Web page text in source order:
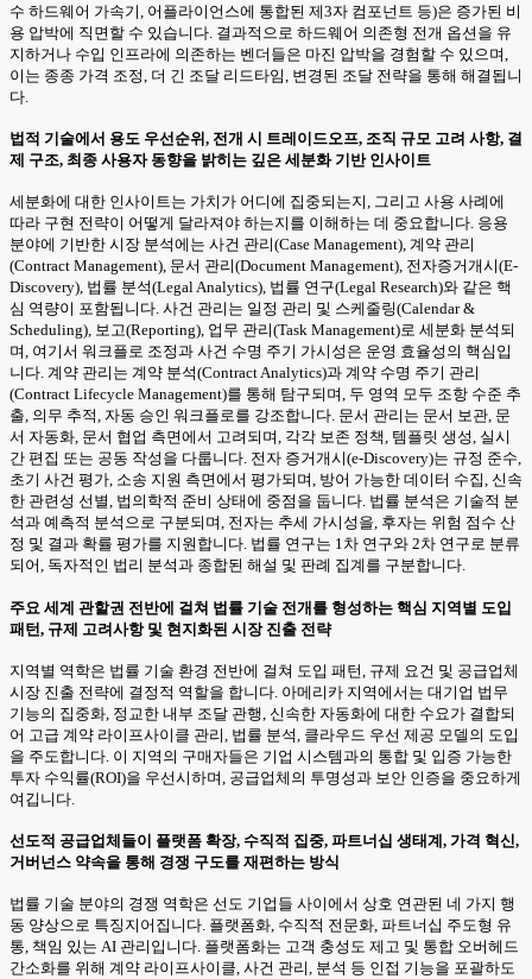
수 하드웨어 가속기, 어플라이언스에 통합된 제3자 컴포넌트 등)은 증가된 비
용 압박에 직면할 수 있습니다. 결과적으로 하드웨어 의존형 전개 옵션을 유
지하거나 수입 인프라에 의존하는 벤더들은 마진 압박을 경험할 수 있으며,
이는 종종 가격 조정, 더 긴 조달 리드타임, 변경된 조달 전략을 통해 해결됩니
다.
법적 기술에서 용도 우선순위, 전개 시 트레이드오프, 조직 규모 고려 사항, 결
제 구조, 최종 사용자 동향을 밝히는 깊은 세분화 기반 인사이트
세분화에 대한 인사이트는 가치가 어디에 집중되는지, 그리고 사용 사례에
따라 구현 전략이 어떻게 달라져야 하는지를 이해하는 데 중요합니다. 응용
분야에 기반한 시장 분석에는 사건 관리(Case Management), 계약 관리
(Contract Management), 문서 관리(Document Management), 전자증거개시(E-
Discovery), 법률 분석(Legal Analytics), 법률 연구(Legal Research)와 같은 핵
심 역량이 포함됩니다. 사건 관리는 일정 관리 및 스케줄링(Calendar &
Scheduling), 보고(Reporting), 업무 관리(Task Management)로 세분화 분석되
며, 여기서 워크플로 조정과 사건 수명 주기 가시성은 운영 효율성의 핵심입
니다. 계약 관리는 계약 분석(Contract Analytics)과 계약 수명 주기 관리
(Contract Lifecycle Management)를 통해 탐구되며, 두 영역 모두 조항 수준 추
출, 의무 추적, 자동 승인 워크플로를 강조합니다. 문서 관리는 문서 보관, 문
서 자동화, 문서 협업 측면에서 고려되며, 각각 보존 정책, 템플릿 생성, 실시
간 편집 또는 공동 작성을 다룹니다. 전자 증거개시(e-Discovery)는 규정 준수,
초기 사건 평가, 소송 지원 측면에서 평가되며, 방어 가능한 데이터 수집, 신속
한 관련성 선별, 법의학적 준비 상태에 중점을 둡니다. 법률 분석은 기술적 분
석과 예측적 분석으로 구분되며, 전자는 추세 가시성을, 후자는 위험 점수 산
정 및 결과 확률 평가를 지원합니다. 법률 연구는 1차 연구와 2차 연구로 분류
되어, 독자적인 법리 분석과 종합된 해설 및 판례 집계를 구분합니다.
주요 세계 관할권 전반에 걸쳐 법률 기술 전개를 형성하는 핵심 지역별 도입
패턴, 규제 고려사항 및 현지화된 시장 진출 전략
지역별 역학은 법률 기술 환경 전반에 걸쳐 도입 패턴, 규제 요건 및 공급업체
시장 진출 전략에 결정적 역할을 합니다. 아메리카 지역에서는 대기업 법무
기능의 집중화, 정교한 내부 조달 관행, 신속한 자동화에 대한 수요가 결합되
어 고급 계약 라이프사이클 관리, 법률 분석, 클라우드 우선 제공 모델의 도입
을 주도합니다. 이 지역의 구매자들은 기업 시스템과의 통합 및 입증 가능한
투자 수익률(ROI)을 우선시하며, 공급업체의 투명성과 보안 인증을 중요하게
여깁니다.
선도적 공급업체들이 플랫폼 확장, 수직적 집중, 파트너십 생태계, 가격 혁신,
거버넌스 약속을 통해 경쟁 구도를 재편하는 방식
법률 기술 분야의 경쟁 역학은 선도 기업들 사이에서 상호 연관된 네 가지 행
동 양상으로 특징지어집니다. 플랫폼화, 수직적 전문화, 파트너십 주도형 유
통, 책임 있는 AI 관리입니다. 플랫폼화는 고객 충성도 제고 및 통합 오버헤드
간소화를 위해 계약 라이프사이클, 사건 관리, 분석 등 인접 기능을 포괄하도